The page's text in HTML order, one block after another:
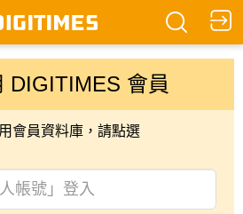
DIGITIMES 會員
會員資料庫，請點選